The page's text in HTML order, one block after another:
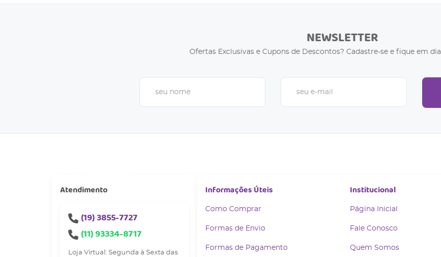
NEWSLETTER
Ofertas Exclusivas e Cupons de Descontos? Cadastre-se e fique em
Atendimento
(19)3855-7727
(11)93334-8717
Loja Virtual: Segunda à Sexta das
Informações Úteis
Como Comprar
Formas de Envio
Formas de Pagamento
Institucional
Página Inicial
Fale Conosco
Quem Somos